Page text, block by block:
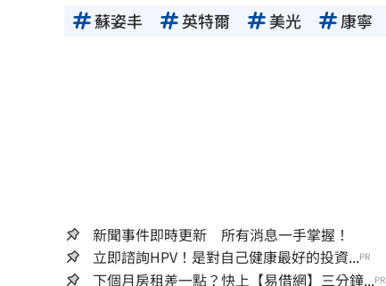
蘇姿丰 英特爾 美光 康寧
新聞事件即時更新 所有消息一手掌握！
立即諮詢HPV！是對自己健康最好的投資...PR
下個月房租差一點？快上【易借網】三分鐘...PR